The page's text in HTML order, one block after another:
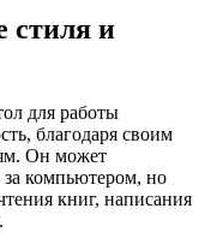
стиля и
для работы
благодаря своим
Он может
за компьютером, но
книг, написания